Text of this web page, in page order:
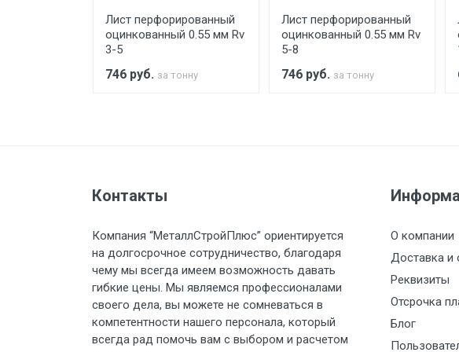
Стоимость доставки по РФ рассчитывается
Груз до 6 м, вес до 2 тн 6500 с НДС
Груз до 6 м, вес до 3 тн 7500 с НДС
Груз до 6 м, вес до 5 тн 9000 с НДС
Груз до 6 м, вес до 8 тн 10000 с НДС
Лист перфорированный
оцинкованный 0.55 мм Rv
3-5
746 руб. за тонну
Лист перфорированный
оцинкованный 0.55 мм Rv
5-8
746 руб. за тонну
Контакты
Компания “МеталлСтройПлюс” ориентируется
на долгосрочное сотрудничество, благодаря
чему мы всегда имеем возможность давать
гибкие цены. Мы являемся профессионалами
своего дела, вы можете не сомневаться в
компетентности нашего персонала, который
всегда рад помочь вам с выбором и расчетом
О компании
Доставка и
Реквизиты
Отсрочка
Блог